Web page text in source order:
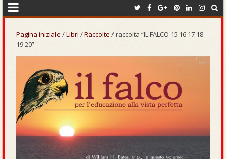
Pagina iniziale /Libri /Raccolte / raccolta “IL FALCO 15 16 17 18
19 20”